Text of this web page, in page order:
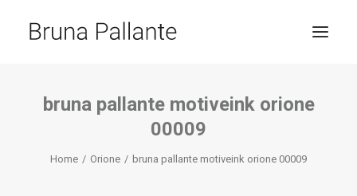
HOME
CONTACT
bruna pallante motiveink orione
00009
Home Orione bruna pallante motiveink orione 00009